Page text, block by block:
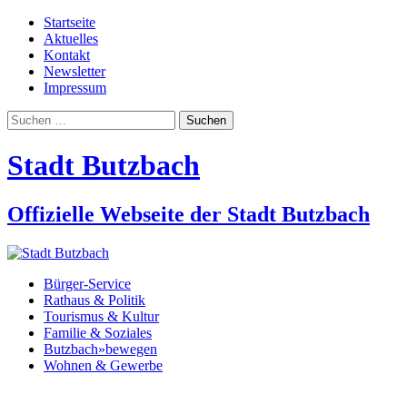
Startseite
Aktuelles
Kontakt
Newsletter
Impressum
Suchen
nach:
Stadt Butzbach
Offizielle Webseite der Stadt Butzbach
Bürger-Service
Rathaus & Politik
Tourismus & Kultur
Familie & Soziales
Butzbach»bewegen
Wohnen & Gewerbe